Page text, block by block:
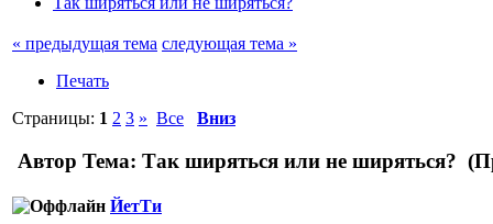
« предыдущая тема следующая тема »
Печать
Страницы: 1 2 3 » Все Вниз
Автор Тема: Так ширяться или не ширяться?
ЙетТи